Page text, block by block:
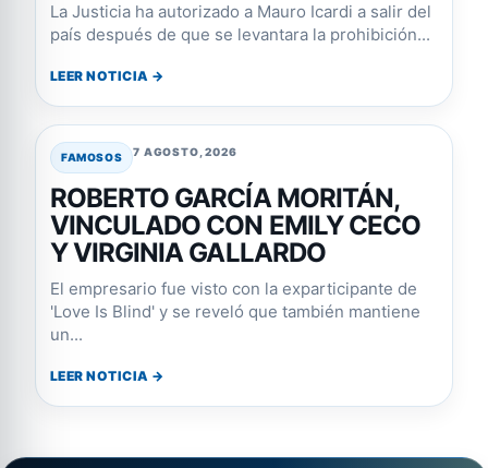
La Justicia ha autorizado a Mauro Icardi a salir del
país después de que se levantara la prohibición...
LEER NOTICIA →
FAMOSOS 7 AGOSTO, 2026
ROBERTO GARCÍA MORITÁN,
VINCULADO CON EMILY CECO
Y VIRGINIA GALLARDO
El empresario fue visto con la exparticipante de
'Love Is Blind' y se reveló que también mantiene
un...
LEER NOTICIA →